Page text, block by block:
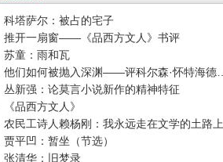
科塔萨尔：被占的宅子
推开一扇窗——《品西方文人》书评
苏童：雨和瓦
· 他们如何被抛入深渊——评科尔森·怀特海德新作《尼科尔少年》
丛新强：论莫言小说新作的精神特征
《品西方文人》
农民工诗人赖杨刚：我永远走在文学的土路上
贾平凹：暂坐（节选）
张清华：旧梦录